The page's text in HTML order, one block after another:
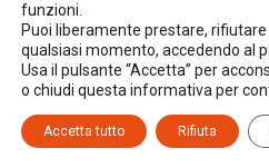
Associazione per la
C.F.
Via Venti
20123
funzioni.
Puoi liberamente prestare,
qualsiasi momento, accedendo al
Usa il pulsante “Accetta” per
o chiudi questa informativa per
Accetta tutto Rifiuta